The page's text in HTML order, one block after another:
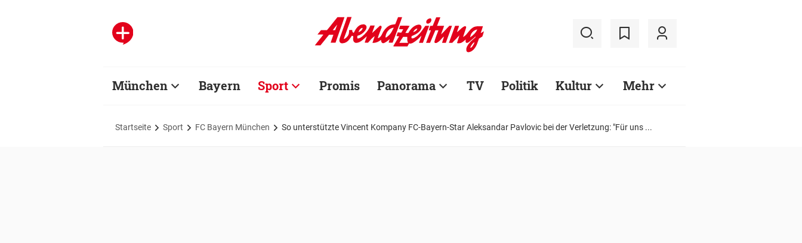
München Bayern Sport Promis Panorama TV Politik Kultur Mehr
Startseite Sport FC Bayern München So unterstützte Vincent Kompany FC-Bayern-Star Aleksandar Pavlovic bei der Verletzung: "Für uns ...